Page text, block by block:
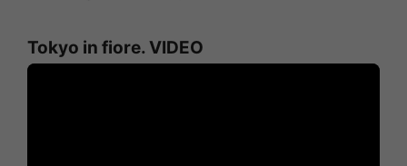
Tokyo in fiore. VIDEO